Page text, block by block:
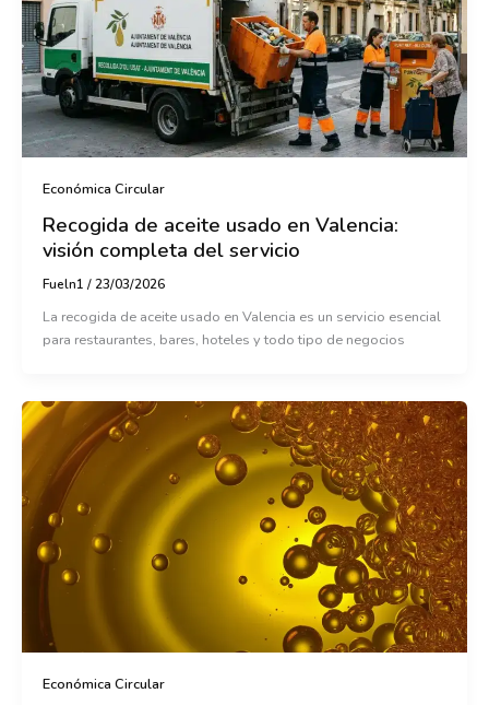
Económica Circular
Recogida de aceite usado en Valencia:
visión completa del servicio
Fueln1 /23/03/2026
La recogida de aceite usado en Valencia es un servicio esencial
para restaurantes, bares, hoteles y todo tipo de negocios
Económica Circular